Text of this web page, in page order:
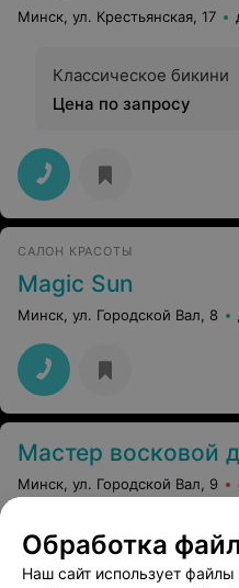
Минск, ул. Крестьянская, 17
Классическое бикини
Цена по запросу
САЛОН КРАСОТЫ
Magic Sun
Минск, ул. Городской Вал, 8
Мастер восковой депиляции
Минск, ул. Городской Вал, 9
Обработка
Наш сайт использует